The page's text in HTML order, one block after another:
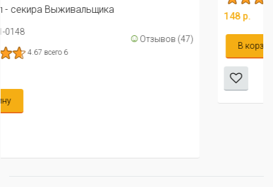
148 р.